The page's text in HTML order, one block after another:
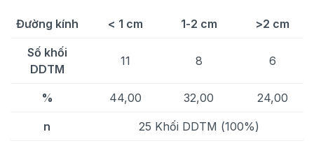
Đường kính < 1 cm 1-2 cm >2 cm
Số khối
DDTM
11 8 6
% 44,00 32,00 24,00
n 25 Khối DDTM (100%)